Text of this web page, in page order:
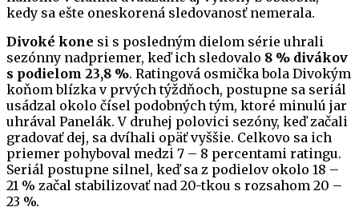
kedy sa ešte oneskorená sledovanosť nemerala.
Divoké kone si s posledným dielom série uhrali
sezónny nadpriemer, keď ich sledovalo 8 % divákov
s podielom 23,8 %. Ratingová osmička bola Divokým
koňom blízka v prvých týždňoch, postupne sa seriál
usádzal okolo čísel podobných tým, ktoré minulú jar
uhrával Panelák. V druhej polovici sezóny, keď začali
gradovať dej, sa dvíhali opäť vyššie. Celkovo sa ich
priemer pohyboval medzi 7 – 8 percentami ratingu.
Seriál postupne silnel, keď sa z podielov okolo 18 –
21 % začal stabilizovať nad 20-tkou s rozsahom 20 –
23 %.